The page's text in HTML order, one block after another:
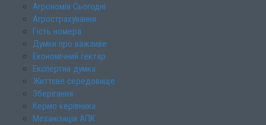
Агрономія Сьогодні
Агрострахування
Гість номера
Думки про важливе
Економічний гектар
Експертна думка
Життєве середовище
Зберігання
Кермо керівника
Механізація АПК